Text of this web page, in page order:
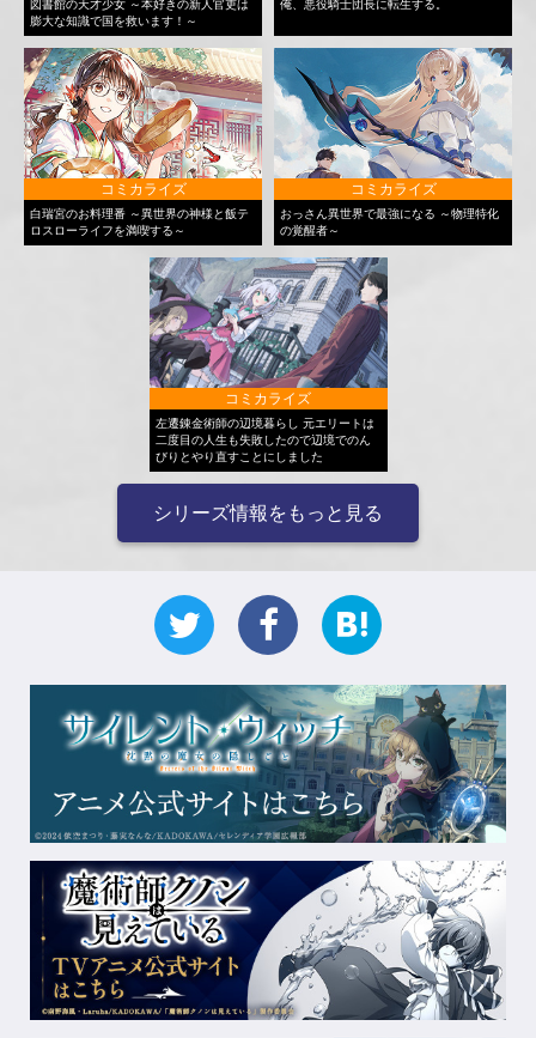
図書館の天才少女 ～本好きの新人官吏は
膨大な知識で国を救います！～
俺、悪役騎士団長に転生する。
コミカライズ
白瑞宮のお料理番 ～異世界の神様と飯テ
ロスローライフを満喫する～
コミカライズ
おっさん異世界で最強になる ～物理特化
の覚醒者～
コミカライズ
左遷錬金術師の辺境暮らし 元エリートは
二度目の人生も失敗したので辺境でのん
びりとやり直すことにしました
シリーズ情報をもっと見る